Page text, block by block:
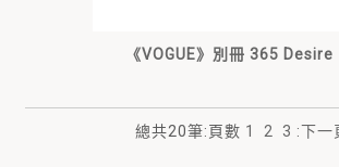
《VOGUE》別冊 365 Desire
總共20筆:頁數 1 2 3 :下一